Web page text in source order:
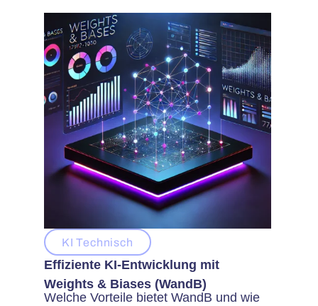
KI Technisch
Effiziente KI-Entwicklung mit
Weights & Biases (WandB)
Welche Vorteile bietet WandB und wie